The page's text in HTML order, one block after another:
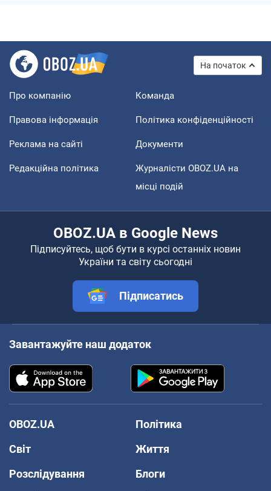
На початок
Про компанію Команда
Правова інформація Політика конфіденційності
Реклама на сайті Документи
Редакційна політика
Журналісти OBOZ.UA на
місці подій
OBOZ.UA в Google News
Підписуйтесь, щоб бути в курсі останніх новин
України та світу сьогодні
Підписатись
Завантажуйте наш додаток
OBOZ.UA
Політика
Світ
Життя
Розслідування
Блоги